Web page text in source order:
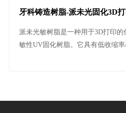
牙科铸造树脂-派未光固化3D
派未光敏树脂是一种用于3D打印
敏性UV固化树脂。它具有低收缩率